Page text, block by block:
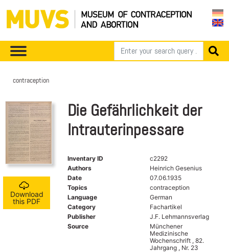
contraception
Download
this PDF
Die Gefährlichkeit der
Intrauterinpessare
Inventary ID
c2292
Authors
Heinrich Gesenius
Date
07.06.1935
Topics
contraception
Language
German
Category
Fachartikel
Publisher
J.F. Lehmannsverlag
Source
Münchener
Medizinische
Wochenschrift , 82.
Jahrgang , Nr. 23